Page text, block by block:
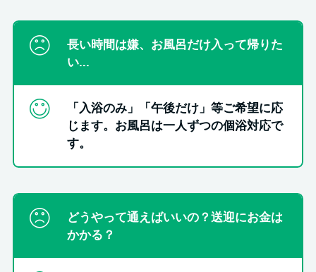
長い時間は嫌、お風呂だけ入って帰りた
い...
「入浴のみ」「午後だけ」等ご希望に応
じます。お風呂は一人ずつの個浴対応で
す。
どうやって通えばいいの？送迎にお金は
かかる？